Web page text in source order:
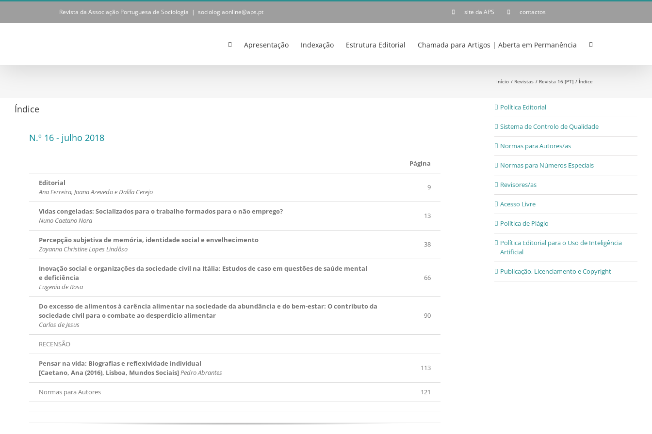
Skip
content
Revista da Associação Portuguesa de Sociologia | sociologiaonline@aps.pt site da APS contactos
Apresentação Indexação Estrutura Editorial Chamada para Artigos | Aberta em Permanência
Início Revistas Revista 16 [PT] Índice
Índice
N.º 16 - julho 2018
Página
Editorial
Ana Ferreira, Joana Azevedo e Dalila Cerejo
9
Vidas congeladas: Socializados para o trabalho formados para o não emprego?
Nuno Caetano Nora
13
Percepção subjetiva de memória, identidade social e envelhecimento
Zayanna Christine Lopes Lindôso
38
Inovação social e organizações da sociedade civil na Itália: Estudos de caso em questões de saúde mental
e deficiência
Eugenia de Rosa
66
Do excesso de alimentos à carência alimentar na sociedade da abundância e do bem-estar: O contributo da
sociedade civil para o combate ao desperdício alimentar
Carlos de Jesus
90
RECENSÃO
Pensar na vida: Biografias e reflexividade individual
[Caetano, Ana (2016), Lisboa, Mundos Sociais]Pedro Abrantes
113
Normas para Autores 121
Política Editorial
Sistema de Controlo de Qualidade
Normas para Autores/as
Normas para Números Especiais
Revisores/as
Acesso Livre
Política de Plágio
Política Editorial para o Uso de Inteligência
Artificial
Publicação, Licenciamento e Copyright